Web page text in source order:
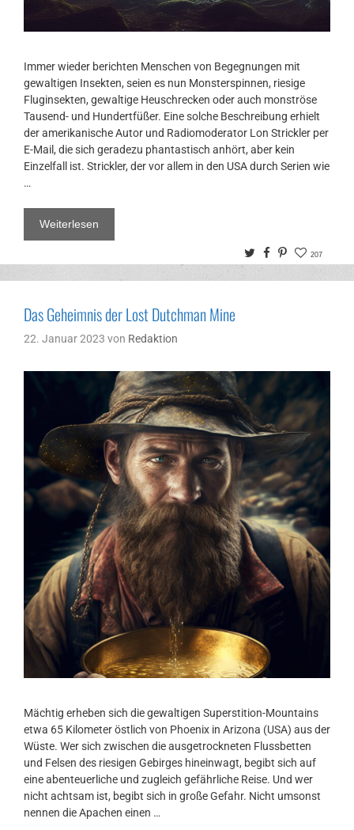
Immer wieder berichten Menschen von Begegnungen mit
gewaltigen Insekten, seien es nun Monsterspinnen, riesige
Fluginsekten, gewaltige Heuschrecken oder auch monströse
Tausend- und Hundertfüßer. Eine solche Beschreibung erhielt
der amerikanische Autor und Radiomoderator Lon Strickler per
E-Mail, die sich geradezu phantastisch anhört, aber kein
Einzelfall ist. Strickler, der vor allem in den USA durch Serien wie
…
Weiterlesen
TwitterFacebook
Pinterest
207
Das Geheimnis der Lost Dutchman Mine
22. Januar 2023 von Redaktion
Mächtig erheben sich die gewaltigen Superstition-Mountains
etwa 65 Kilometer östlich von Phoenix in Arizona (USA) aus der
Wüste. Wer sich zwischen die ausgetrockneten Flussbetten
und Felsen des riesigen Gebirges hineinwagt, begibt sich auf
eine abenteuerliche und zugleich gefährliche Reise. Und wer
nicht achtsam ist, begibt sich in große Gefahr. Nicht umsonst
nennen die Apachen einen …